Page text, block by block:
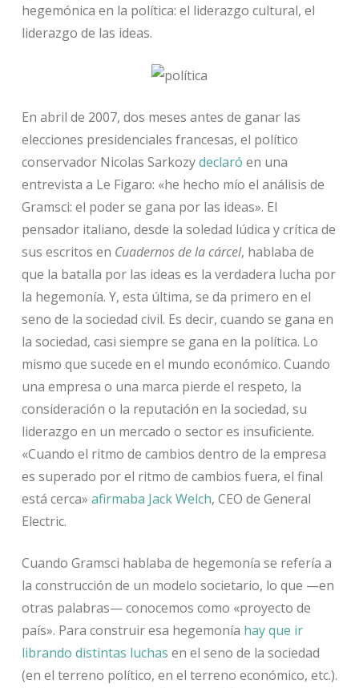
hegemónica en la política: el liderazgo cultural, el
liderazgo de las ideas.
En abril de 2007, dos meses antes de ganar las
elecciones presidenciales francesas, el político
conservador Nicolas Sarkozydeclaró en una
entrevista a Le Figaro: «he hecho mío el análisis de
Gramsci: el poder se gana por las ideas». El
pensador italiano, desde la soledad lúdica y crítica de
sus escritos en Cuadernos de la cárcel, hablaba de
que la batalla por las ideas es la verdadera lucha por
la hegemonía. Y, esta última, se da primero en el
seno de la sociedad civil. Es decir, cuando se gana en
la sociedad, casi siempre se gana en la política. Lo
mismo que sucede en el mundo económico. Cuando
una empresa o una marca pierde el respeto, la
consideración o la reputación en la sociedad, su
liderazgo en un mercado o sector es insuficiente.
«Cuando el ritmo de cambios dentro de la empresa
es superado por el ritmo de cambios fuera, el final
está cerca» afirmaba Jack Welch, CEO de General
Electric.
Cuando Gramsci hablaba de hegemonía se refería a
la construcción de un modelo societario, lo que —en
otras palabras— conocemos como «proyecto de
país». Para construir esa hegemonía hay que ir
librando distintas luchas en el seno de la sociedad
(en el terreno político, en el terreno económico, etc.).